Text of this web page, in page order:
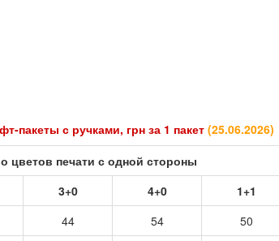
пакеты с ручками, грн за 1 пакет (25.06.2026)
цветов печати с одной стороны
3+0 4+0
1+1
44 54
50